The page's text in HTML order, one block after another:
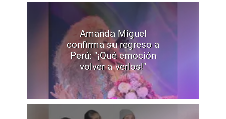
Amanda Miguel
confirma su regreso a
Perú: "¡Qué emoción
volver a verlos!"